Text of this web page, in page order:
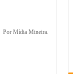
Por Mídia Mineira.